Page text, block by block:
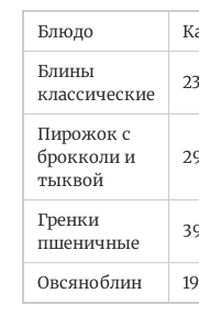
Блюдо
Блины
классические
Пирожок с
брокколи и
тыквой
Гренки
пшеничные
Овсяноблин